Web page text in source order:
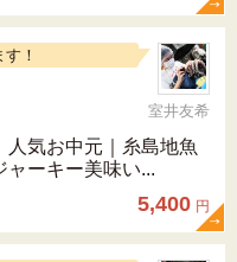
！
室井友希
人気お中元｜糸島地魚
ャーキー美味い...
5,400 円